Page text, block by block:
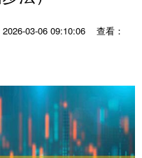
2026-03-06 09:10:06
查看：